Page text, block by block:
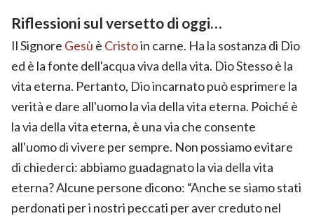
Riflessioni sul versetto di oggi…
Il Signore Gesù è Cristoin carne. Ha la sostanza di Dio
ed è la fonte dell'acqua viva della vita. Dio Stesso è la
vita eterna. Pertanto, Dio incarnato può esprimere la
verità e dare all'uomo la via della vita eterna. Poiché è
la via della vita eterna, è una via che consente
all'uomo di vivere per sempre. Non possiamo evitare
di chiederci: abbiamo guadagnato la via della vita
eterna? Alcune persone dicono: “Anche se siamo stati
perdonati per i nostri peccati per aver creduto nel